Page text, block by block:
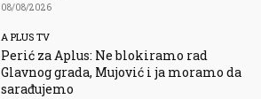
08/08/2026
A PLUS TV
Perić za Aplus: Ne blokiramo rad
Glavnog grada, Mujović i ja moramo da
sarađujemo